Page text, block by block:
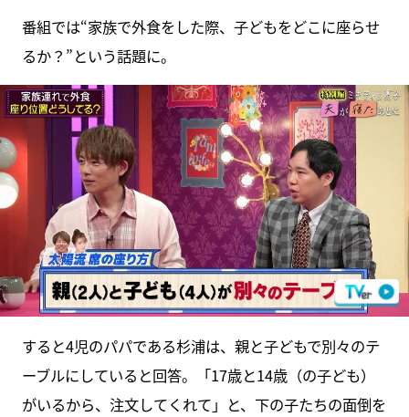
番組では“家族で外食をした際、子どもをどこに座らせ
るか？”という話題に。
すると4児のパパである杉浦は、親と子どもで別々のテ
ーブルにしていると回答。「17歳と14歳（の子ども）
がいるから、注文してくれて」と、下の子たちの面倒を